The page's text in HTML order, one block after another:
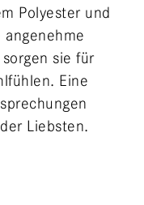
Polyester und
sie für
Eine
Liebsten.